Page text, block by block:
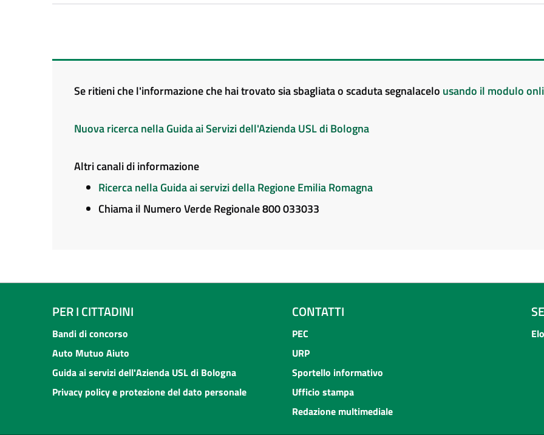
Se ritieni che l'informazione che hai trovato sia sbagliata o scaduta segnalacelo usando il modulo
Nuova ricerca nella Guida ai Servizi dell'Azienda USL di Bologna
Altri canali di informazione
Ricerca nella Guida ai servizi della Regione Emilia Romagna
Chiama il Numero Verde Regionale 800 033033
PER I CITTADINI
Bandi di concorso
Auto Mutuo Aiuto
Guida ai servizi dell'Azienda USL di Bologna
Privacy policy e protezione del dato personale
CONTATTI
PEC
URP
Sportello informativo
Ufficio stampa
Redazione multimediale